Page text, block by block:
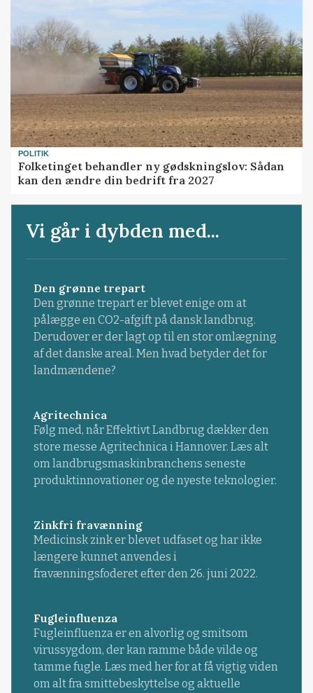
POLITIK
Folketinget behandler ny gødskningslov: Sådan
kan den ændre din bedrift fra 2027
Vi går i dybden med...
Den grønne trepart
Den grønne trepart er blevet enige om at
pålægge en CO2-afgift på dansk landbrug.
Derudover er der lagt op til en stor omlægning
af det danske areal. Men hvad betyder det for
landmændene?
Agritechnica
Følg med, når Effektivt Landbrug dækker den
store messe Agritechnica i Hannover. Læs alt
om landbrugsmaskinbranchens seneste
produktinnovationer og de nyeste teknologier.
Zinkfri fravænning
Medicinsk zink er blevet udfaset og har ikke
længere kunnet anvendes i
fravænningsfoderet efter den 26. juni 2022.
Fugleinfluenza
Fugleinfluenza er en alvorlig og smitsom
virussygdom, der kan ramme både vilde og
tamme fugle. Læs med her for at få vigtig viden
om alt fra smittebeskyttelse og aktuelle